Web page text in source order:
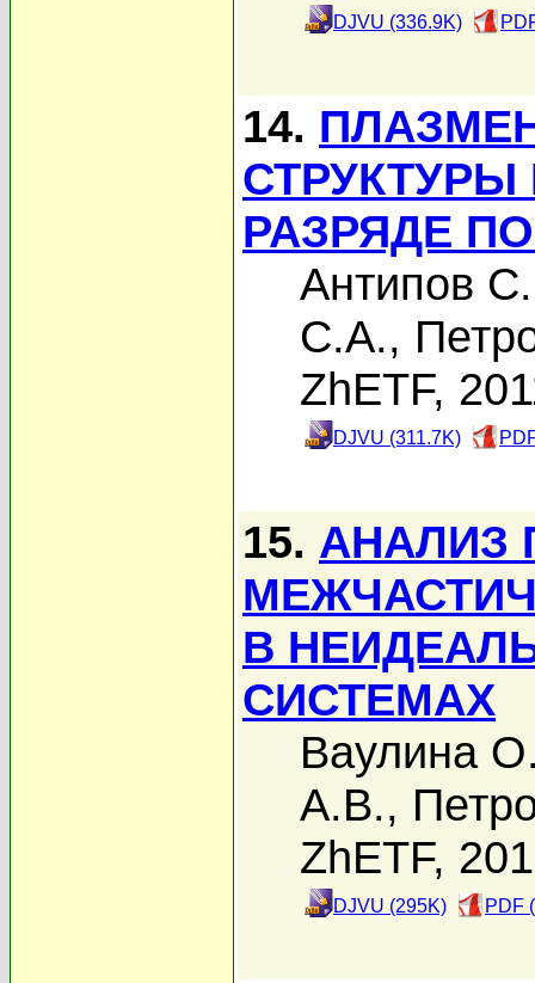
DJVU (336.9K)
14.
РАЗРЯДЕ
Антипов
С.А.,
ZhETF,
DJVU (311.7K)
15. АНАЛИЗ
В
СИСТЕМАХ
Ваулина
А.В.,
ZhETF,
DJVU (295K) PDF